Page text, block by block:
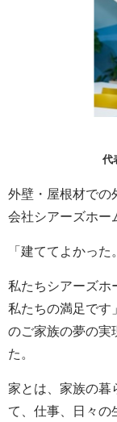
代
外壁・屋根材での
会社シアーズホー
「建ててよかっ
私たちシアーズホ
私たちの満足です
のご家族の夢の実
た。
家とは、家族の暮
て、仕事、日々